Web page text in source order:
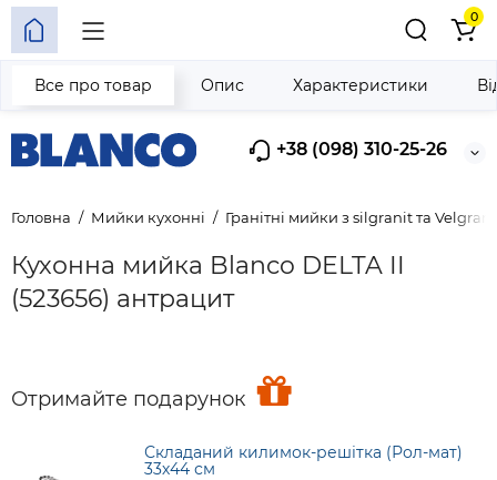
+38 (098) 310-25-26
0
Головна Мийки кухонні Гранітні мийки з silgranit та
Кухонна мийка Blanco DELTA II
(523656) антрацит
Отримайте подарунок
Складаний килимок-решітка (Рол-мат)
33х44 см
Все про товар Опис Характеристики